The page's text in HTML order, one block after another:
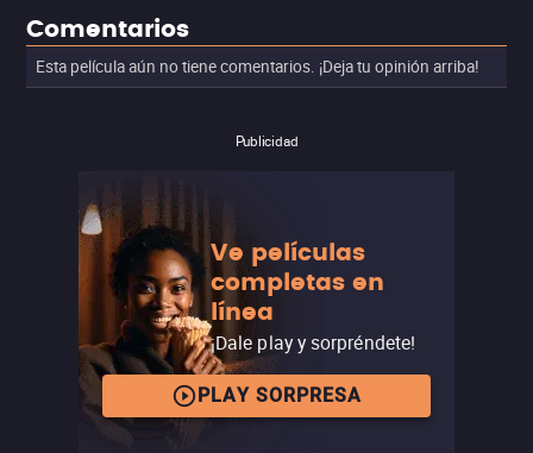
Comentarios
Esta película aún no tiene comentarios. ¡Deja tu opinión arriba!
Publicidad
Ve películas
completas en
línea
¡Dale play y sorpréndete!
PLAY SORPRESA